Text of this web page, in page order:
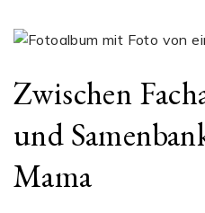
Zwischen
und
Mama